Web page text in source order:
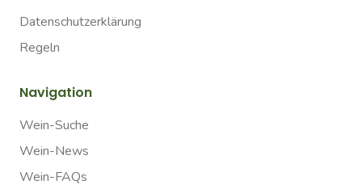
Datenschutzerklärung
Regeln
Navigation
Wein-Suche
Wein-News
Wein-FAQs